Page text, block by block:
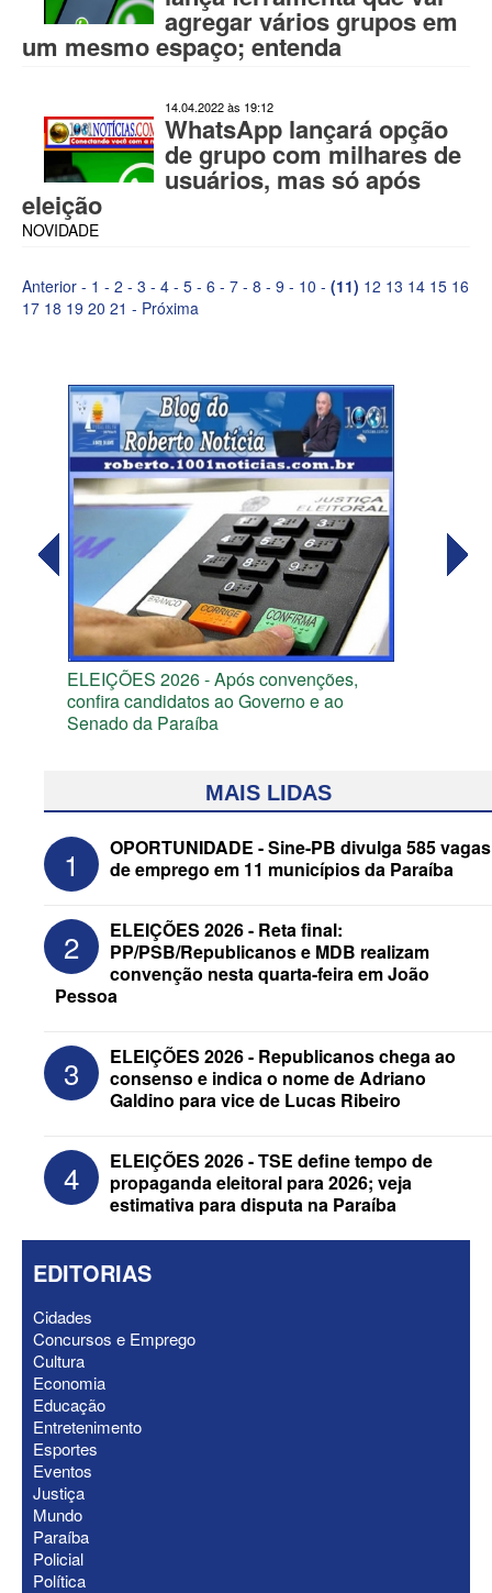
agregar vários grupos em
um mesmo espaço; entenda
14.04.2022 às 19:12
WhatsApp lançará opção
de grupo com milhares de
usuários, mas só após
eleição
NOVIDADE
Anterior - 1 - 2 - 3 - 4 - 5 - 6 - 7 - 8 - 9 - 10 - (11) 12 13 14 15 16
17 18 19 20 21 - Próxima
ELEIÇÕES 2026 - Após convenções,
confira candidatos ao Governo e ao
Senado da Paraíba
ELEIÇÕES 2026 - Senado: Novo
anuncia Zé Carneiro e Pastor Jader
Medeiros na suplência de Major Fábio
ELEIÇÕES 2026 - Nabor Vanderley
pede primeiro voto em João Azevêdo e
oficializa Daniella Ribeiro como
suplente
MAIS LIDAS
1
OPORTUNIDADE - Sine-PB divulga 585 vagas
de emprego em 11 municípios da Paraíba
2
ELEIÇÕES 2026 - Reta final:
PP/PSB/Republicanos e MDB realizam
convenção nesta quarta-feira em João
Pessoa
3
ELEIÇÕES 2026 - Republicanos chega ao
consenso e indica o nome de Adriano
Galdino para vice de Lucas Ribeiro
4
ELEIÇÕES 2026 - TSE define tempo de
propaganda eleitoral para 2026; veja
estimativa para disputa na Paraíba
EDITORIAS
Cidades
Concursos e Emprego
Cultura
Economia
Educação
Entretenimento
Esportes
Eventos
Justiça
Mundo
Paraíba
Policial
Política